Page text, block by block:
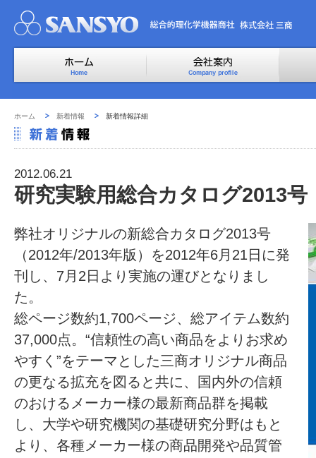
ホーム 新着情報 新着情報詳細
2012.06.21
研究実験用総合カタログ2013
弊社オリジナルの新総合カタログ2013号
（2012年/2013年版）を2012年6月21日に発
刊し、7月2日より実施の運びとなりまし
た。
総ページ数約1,700ページ、総アイテム数約
37,000点。“信頼性の高い商品をよりお求め
やすく”をテーマとした三商オリジナル商品
の更なる拡充を図ると共に、国内外の信頼
のおけるメーカー様の最新商品群を掲載
し、大学や研究機関の基礎研究分野はもと
より、各種メーカー様の商品開発や品質管